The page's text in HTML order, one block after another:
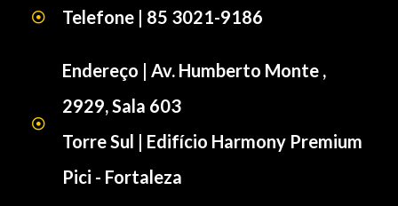
Telefone | 85 3021-9186
Endereço | Av. Humberto Monte ,
2929, Sala 603
Torre Sul | Edifício Harmony Premium
Pici - Fortaleza